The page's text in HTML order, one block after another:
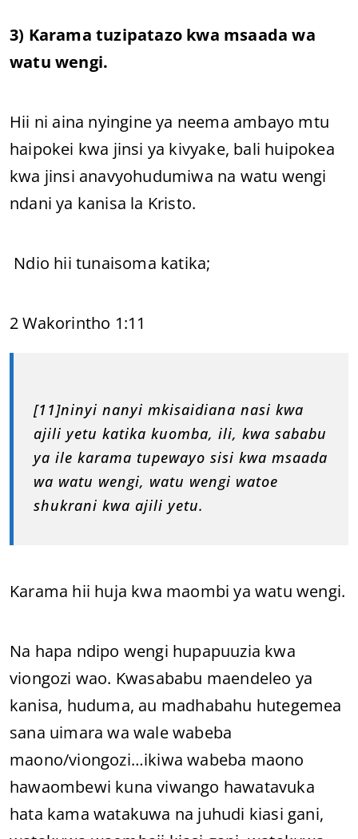
3) Karama tuzipatazo kwa msaada wa
watu wengi.
Hii ni aina nyingine ya neema ambayo mtu
haipokei kwa jinsi ya kivyake, bali huipokea
kwa jinsi anavyohudumiwa na watu wengi
ndani ya kanisa la Kristo.
Ndio hii tunaisoma katika;
2 Wakorintho 1:11
[11]ninyi nanyi mkisaidiana nasi kwa
ajili yetu katika kuomba, ili, kwa sababu
ya ile karama tupewayo sisi kwa msaada
wa watu wengi, watu wengi watoe
shukrani kwa ajili yetu.
Karama hii huja kwa maombi ya watu wengi.
Na hapa ndipo wengi hupapuuzia kwa
viongozi wao. Kwasababu maendeleo ya
kanisa, huduma, au madhabahu hutegemea
sana uimara wa wale wabeba
maono/viongozi…ikiwa wabeba maono
hawaombewi kuna viwango hawatavuka
hata kama watakuwa na juhudi kiasi gani,